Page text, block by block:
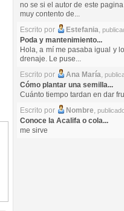
no se si el autor de este
muy contento de...
Escrito por
Estefania,
Poda y mantenimiento...
Hola, a mí me pasaba igual y
drenaje. Le puse...
Escrito por
Ana María,
Cómo plantar una semilla...
Cuánto tiempo tardan en dar
Escrito por
Nombre,
Conoce la Acalifa o cola...
me sirve